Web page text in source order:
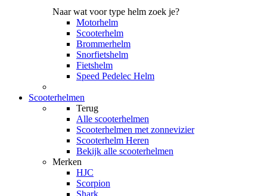
Naar wat voor type helm zoek je?
Motorhelm
Scooterhelm
Brommerhelm
Snorfietshelm
Fietshelm
Speed Pedelec Helm
Scooterhelmen
Terug
Alle scooterhelmen
Scooterhelmen met zonnevizier
Scooterhelm Heren
Bekijk alle scooterhelmen
Merken
HJC
Scorpion
Shark